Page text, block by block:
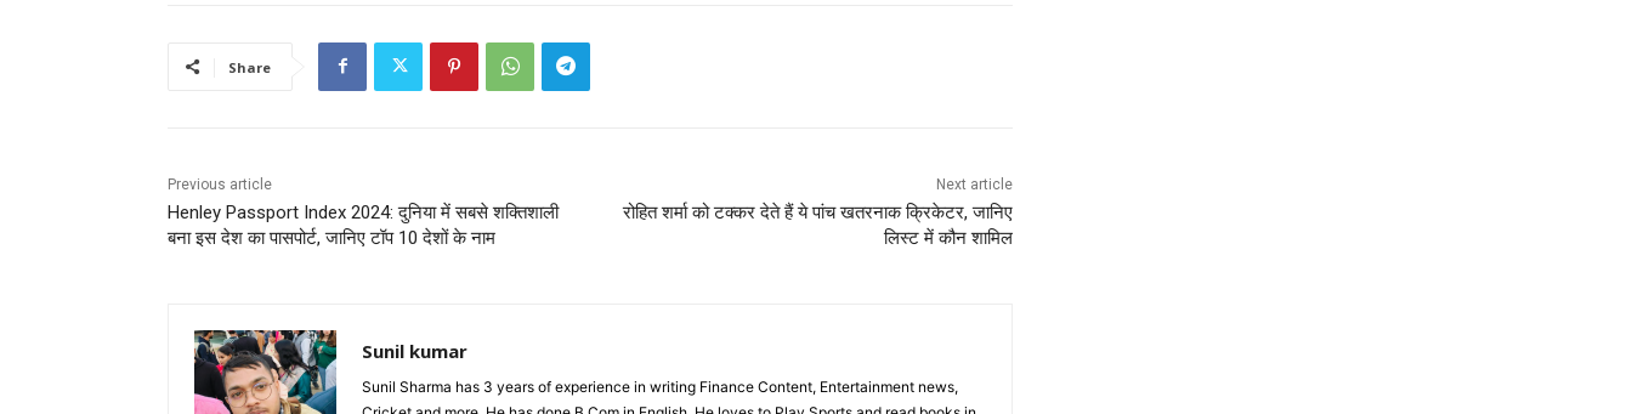
Share
Previous article
Henley Passport Index 2024: दुनिया में सबसे शक्तिशाली
बना इस देश का पासपोर्ट, जानिए टॉप 10 देशों के नाम
Next article
रोहित शर्मा को टक्कर देते हैं ये पांच खतरनाक क्रिकेटर, जानिए
लिस्ट में कौन शामिल
Sunil kumar
Sunil Sharma has 3 years of experience in writing Finance Content, Entertainment news,